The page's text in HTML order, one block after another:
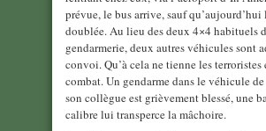
prévue, le bus arrive, sauf qu’aujourd’hui
doublée. Au lieu des deux 4×4 habituels
gendarmerie, deux autres véhicules sont
convoi. Qu’à cela ne tienne les terroristes
combat. Un gendarme dans le véhicule
son collègue est grièvement blessé, une
calibre lui transperce la mâchoire.